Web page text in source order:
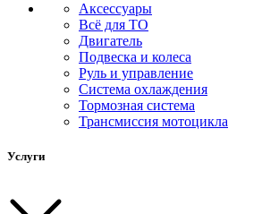
Аксессуары
Всё для ТО
Двигатель
Подвеска и колеса
Руль и управление
Система охлаждения
Тормозная система
Трансмиссия мотоцикла
Услуги